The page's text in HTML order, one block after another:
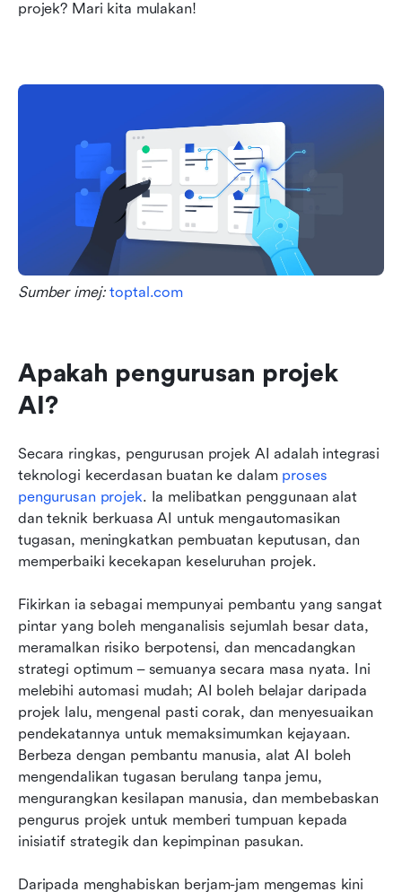
projek? Mari kita mulakan!
Sumber imej: toptal.com
Apakah pengurusan projek
AI?
Secara ringkas, pengurusan projek AI adalah integrasi
teknologi kecerdasan buatan ke dalam proses
pengurusan projek. Ia melibatkan penggunaan alat
dan teknik berkuasa AI untuk mengautomasikan
tugasan, meningkatkan pembuatan keputusan, dan
memperbaiki kecekapan keseluruhan projek.
Fikirkan ia sebagai mempunyai pembantu yang sangat
pintar yang boleh menganalisis sejumlah besar data,
meramalkan risiko berpotensi, dan mencadangkan
strategi optimum – semuanya secara masa nyata. Ini
melebihi automasi mudah; AI boleh belajar daripada
projek lalu, mengenal pasti corak, dan menyesuaikan
pendekatannya untuk memaksimumkan kejayaan.
Berbeza dengan pembantu manusia, alat AI boleh
mengendalikan tugasan berulang tanpa jemu,
mengurangkan kesilapan manusia, dan membebaskan
pengurus projek untuk memberi tumpuan kepada
inisiatif strategik dan kepimpinan pasukan.
Daripada menghabiskan berjam-jam mengemas kini